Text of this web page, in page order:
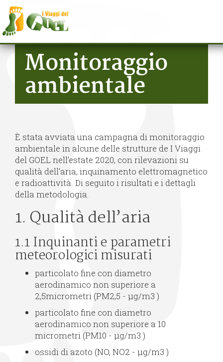
Salta al contenuto principale
Monitoraggio
ambientale
È stata avviata una campagna di monitoraggio
ambientale in alcune delle strutture de I Viaggi
del GOEL nell’estate 2020, con rilevazioni su
qualità dell’aria, inquinamento elettromagnetico
e radioattività. Di seguito i risultati e i dettagli
della metodologia.
1. Qualità dell’aria
1.1 Inquinanti e parametri
meteorologici misurati
particolato fine con diametro
aerodinamico non superiore a
2,5micrometri (PM2,5 - µg/m3 )
particolato fine con diametro
aerodinamico non superiore a 10
micrometri (PM10 - µg/m3 )
ossidi di azoto (NO, NO2 - µg/m3 )